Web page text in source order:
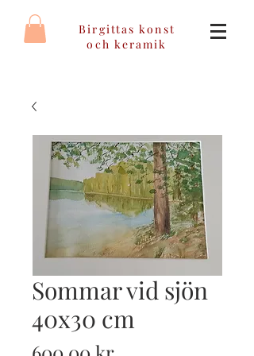
Birgittas konst
och keramik
Sommar vid sjön
40x30 cm